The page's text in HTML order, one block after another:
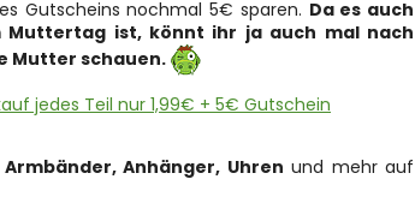
Gutscheins nochmal 5€ sparen. Da es auch
Muttertag ist, könnt ihr ja auch mal nach
Mutter schauen.
jedes Teil nur 1,99€ + 5€ Gutschein
Armbänder, Anhänger, Uhren und mehr auf